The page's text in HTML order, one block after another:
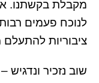
מקבלת בקשתנו.
לנוכח פעמים
ציבוריות
שוב נזכיר ונדגיש